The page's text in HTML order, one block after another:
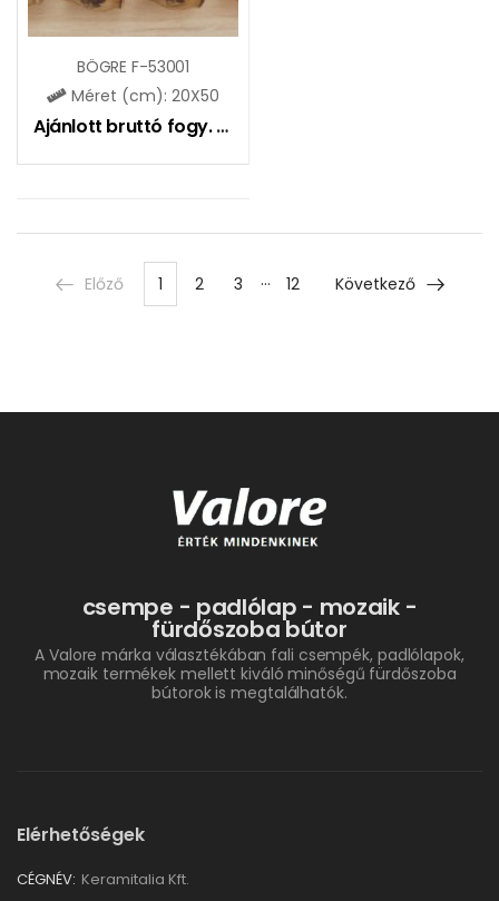
BÖGRE F-53001
Méret (cm): 20X50
Ajánlott bruttó fogy. ár:
Előző 1 2 3 … 12 Következő
csempe - padlólap - mozaik -
fürdőszoba bútor
A Valore márka választékában fali csempék, padlólapok,
mozaik termékek mellett kiváló minőségű fürdőszoba
bútorok is megtalálhatók.
Elérhetőségek
CÉGNÉV: Keramitalia Kft.